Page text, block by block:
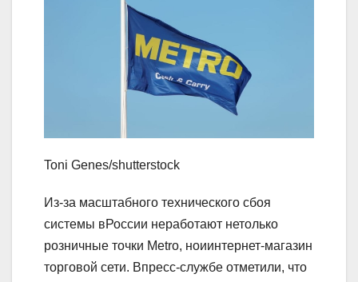
Toni Genes/shutterstock
Из-за масштабного технического сбоя
системы вРоссии неработают нетолько
розничные точки Metro, ноиинтернет-магазин
торговой сети. Впресс-службе отметили, что